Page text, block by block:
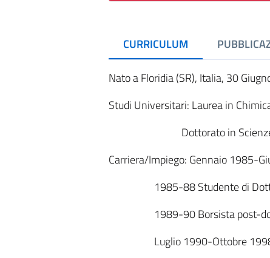
CURRICULUM
Nato a Floridia (SR), Italia, 30
Studi Universitari: Laurea in
Dottorato in Scienze
Carriera/Impiego: Gennaio 1985-
1985-88 Studente di
1989-90 Borsista post-
Luglio 1990-Ottobre